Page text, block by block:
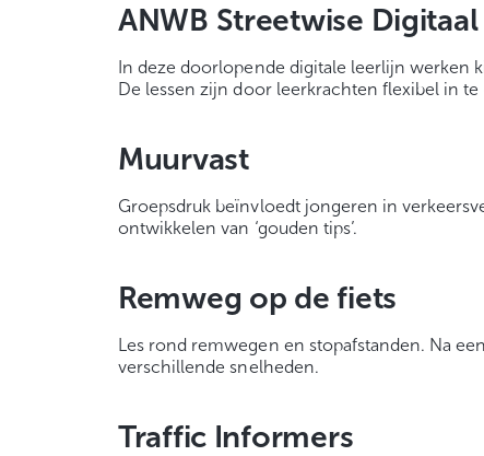
ANWB Streetwise Digitaal
In deze doorlopende digitale leerlijn werken
De lessen zijn door leerkrachten flexibel in te
Muurvast
Groepsdruk beïnvloedt jongeren in
ontwikkelen van ‘gouden tips’.
Remweg op de fiets
Les rond remwegen en stopafstanden. Na
verschillende snelheden.
Traffic Informers